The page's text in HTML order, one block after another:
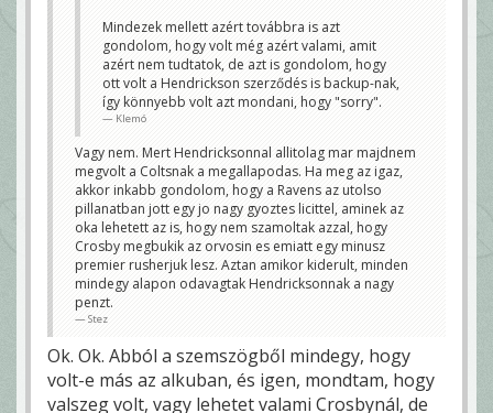
Mindezek mellett azért továbbra is azt
gondolom, hogy volt még azért valami, amit
azért nem tudtatok, de azt is gondolom, hogy
ott volt a Hendrickson szerződés is backup-nak,
így könnyebb volt azt mondani, hogy "sorry".
Klemó
Vagy nem. Mert Hendricksonnal allitolag mar majdnem
megvolt a Coltsnak a megallapodas. Ha meg az igaz,
akkor inkabb gondolom, hogy a Ravens az utolso
pillanatban jott egy jo nagy gyoztes licittel, aminek az
oka lehetett az is, hogy nem szamoltak azzal, hogy
Crosby megbukik az orvosin es emiatt egy minusz
premier rusherjuk lesz. Aztan amikor kiderult, minden
mindegy alapon odavagtak Hendricksonnak a nagy
penzt.
Stez
Ok. Ok. Abból a szemszögből mindegy, hogy
volt-e más az alkuban, és igen, mondtam, hogy
valszeg volt, vagy lehetet valami Crosbynál, de